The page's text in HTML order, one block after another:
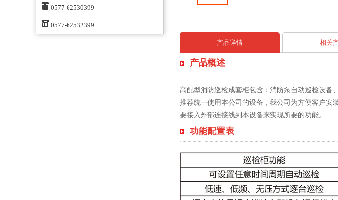
0577-62530399
0577-62532399
产品详情 相关
产品概述
高配型消防巡检成套柜包含：消防泵自动巡检设备
推荐统一使用本公司的设备，我公司为方便客户安
要接入外部连接线到本设备来实现所要的功能。
功能配置表